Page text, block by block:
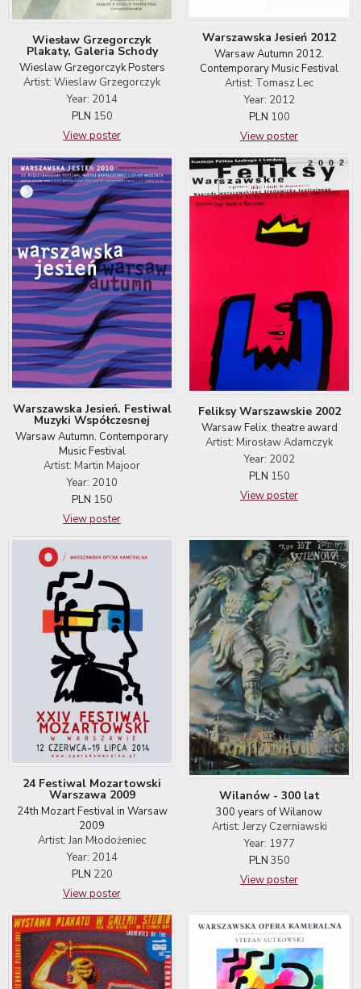
Wiesław Grzegorczyk
Plakaty, Galeria Schody
Wieslaw Grzegorczyk Posters
Artist: Wieslaw Grzegorczyk
Year: 2014
PLN 150
View poster
Warszawska Jesień 2012
Warsaw Autumn 2012.
Contemporary Music Festival
Artist: Tomasz Lec
Year: 2012
PLN 100
View poster
Warszawska Jesień. Festiwal
Muzyki Współczesnej
Warsaw Autumn. Contemporary
Music Festival
Artist: Martin Majoor
Year: 2010
PLN 150
View poster
Feliksy Warszawskie 2002
Warsaw Felix. theatre award
Artist: Mirosław Adamczyk
Year: 2002
PLN 150
View poster
24 Festiwal Mozartowski
Warszawa 2009
24th Mozart Festival in Warsaw
2009
Artist: Jan Młodożeniec
Year: 2014
PLN 220
View poster
Wilanów - 300 lat
300 years of Wilanow
Artist: Jerzy Czerniawski
Year: 1977
PLN 350
View poster